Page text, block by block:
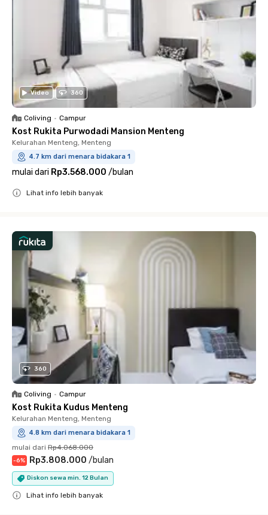
Video 360
Coliving • Campur
Kost Rukita Purwodadi Mansion Menteng
Kelurahan Menteng, Menteng
4.7 km dari menara bidakara 1
mulai dari Rp3.568.000 /bulan
Lihat info lebih banyak
360
Coliving • Campur
Kost Rukita Kudus Menteng
Kelurahan Menteng, Menteng
4.8 km dari menara bidakara 1
mulai dari Rp4.068.000
-6% Rp3.808.000 /bulan
Diskon sewa min. 12 Bulan
Lihat info lebih banyak